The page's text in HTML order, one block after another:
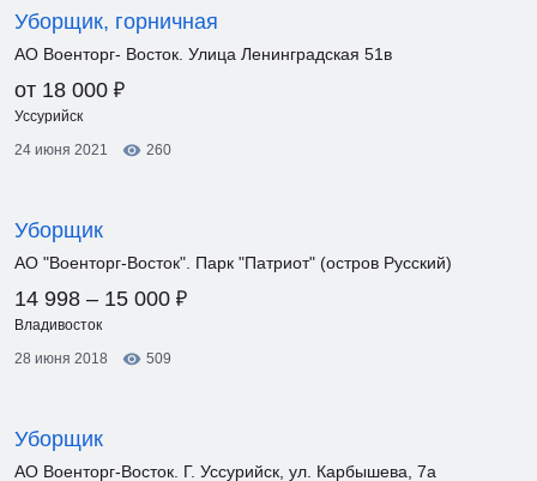
Уборщик, горничная
АО Военторг- Восток. Улица Ленинградская 51в
от 18 000 ₽
Уссурийск
24 июня 2021
260
Уборщик
АО "Военторг-Восток". Парк "Патриот" (остров Русский)
14 998 – 15 000 ₽
Владивосток
28 июня 2018
509
Уборщик
АО Военторг-Восток. Г. Уссурийск, ул. Карбышева, 7а